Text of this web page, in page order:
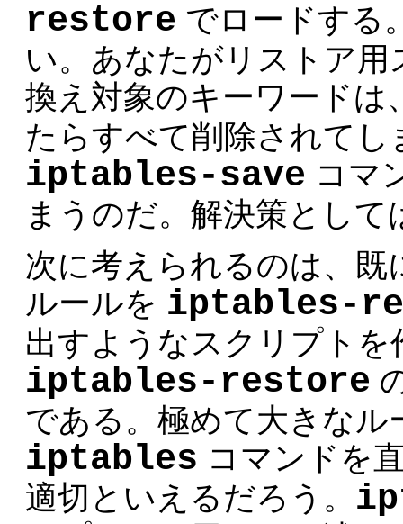
restore でロードする
い。あなたがリストア
換え対象のキーワードは
たらすべて削除されて
iptables-save コマ
まうのだ。解決策とし
次に考えられるのは、
ルールを iptables-
出すようなスクリプトを
iptables-restore
である。極めて大きな
iptables コマンドを
適切といえるだろう。